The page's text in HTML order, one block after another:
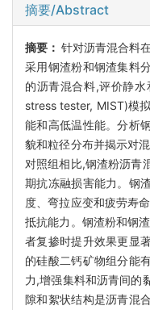
摘要/Abstract
摘要：针对沥青混合料
采用钢渣粉和钢渣集料
的沥青混合料,评价静
stress tester, MIST)模
能和高低温性能。分析
貌和粒径分布并揭示对
对照组相比,钢渣粉沥青
期抗冻融损害能力。钢
度、弯拉应变和疲劳寿
抵抗能力。钢渣粉和钢
者复掺时提升效果更显
的硅酸二钙矿物组分能
力,增强集料和沥青间的
隙和絮状结构是沥青混